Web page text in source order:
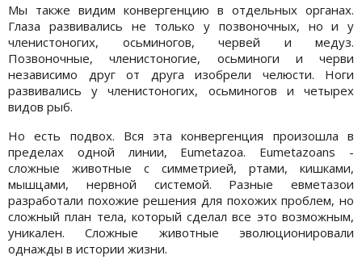
Мы также видим конвергенцию в отдельных органах.
Глаза развивались не только у позвоночных, но и у
членистоногих, осьминогов, червей и медуз.
Позвоночные, членистоногие, осьминоги и черви
независимо друг от друга изобрели челюсти. Ноги
развивались у членистоногих, осьминогов и четырех
видов рыб.
Но есть подвох. Вся эта конвергенция произошла в
пределах одной линии, Eumetazoa. Eumetazoans -
сложные животные с симметрией, ртами, кишками,
мышцами, нервной системой. Разные евметазои
разработали похожие решения для похожих проблем, но
сложный план тела, который сделал все это возможным,
уникален. Сложные животные эволюционировали
однажды в истории жизни.